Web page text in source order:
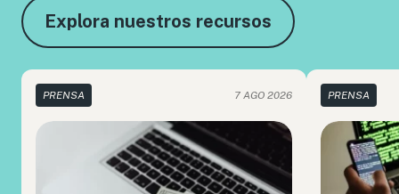
Explora nuestros recursos
PRENSA 7 AGO 2026 PRENSA